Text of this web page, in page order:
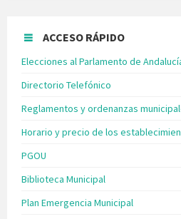
ACCESO RÁPIDO
Elecciones al Parlamento de
Directorio Telefónico
Reglamentos y ordenanzas
Horario y precio de los
PGOU
Biblioteca Municipal
Plan Emergencia Municipal